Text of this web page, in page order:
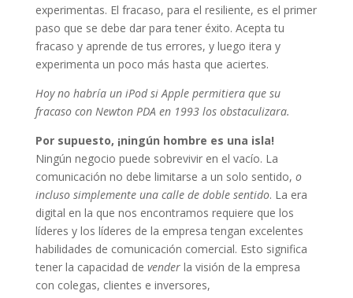
experimentas. El fracaso, para el resiliente, es el primer
paso que se debe dar para tener éxito. Acepta tu
fracaso y aprende de tus errores, y luego itera y
experimenta un poco más hasta que aciertes.
Hoy no habría un iPod si Apple permitiera que su
fracaso con Newton PDA en 1993 los obstaculizara.
Por supuesto, ¡ningún hombre es una isla!
Ningún negocio puede sobrevivir en el vacío. La
comunicación no debe limitarse a un solo sentido, o
incluso simplemente una calle de doble sentido. La era
digital en la que nos encontramos requiere que los
líderes y los líderes de la empresa tengan excelentes
habilidades de comunicación comercial. Esto significa
tener la capacidad de venderla visión de la empresa
con colegas, clientes e inversores,